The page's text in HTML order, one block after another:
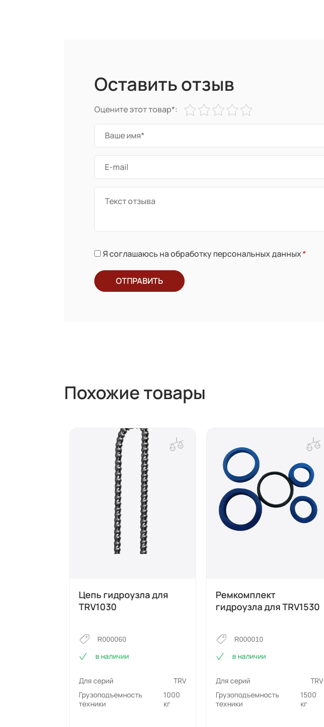
Оставить отзыв
Оцените этот товар*:
Я соглашаюсь на обработку персональных данных*
ОТПРАВИТЬ
Похожие товары
Цепь гидроузла для
TRV1030
R000060
в наличии
Для серий
TRV
Грузоподъемность
техники
1000
кг
Ремкомплект
гидроузла для TRV1530
R000010
в наличии
Для серий
TRV
Грузоподъемность
техники
1500
кг